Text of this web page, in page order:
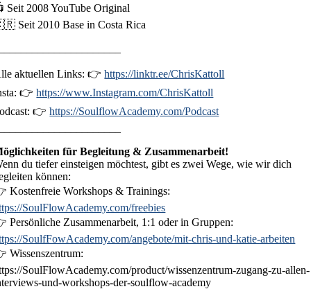
Seit 2008 YouTube Original
Seit 2010 Base in Costa Rica
aktuellen Links: 👉https://linktr.ee/ChrisKattoll
👉https://www.Instagram.com/ChrisKattoll
👉https://SoulflowAcademy.com/Podcast
für Begleitung & Zusammenarbeit!
du tiefer einsteigen möchtest, gibt es zwei Wege, wie wir dich
können:
Kostenfreie Workshops & Trainings:
SoulFlowAcademy.com/freebies
Persönliche Zusammenarbeit, 1:1 oder in Gruppen:
SoulfFowAcademy.com/angebote/mit-chris-und-katie-arbeiten
Wissenszentrum:
SoulFlowAcademy.com/product/wissenzentrum-zugang-zu-allen-
und-workshops-der-soulflow-academy